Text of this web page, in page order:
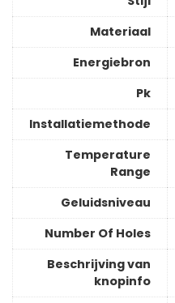
Materiaal
Energiebron
Pk
Installatiemethode
Temperature
Range
Geluidsniveau
Number Of Holes
Beschrijving van
knopinfo